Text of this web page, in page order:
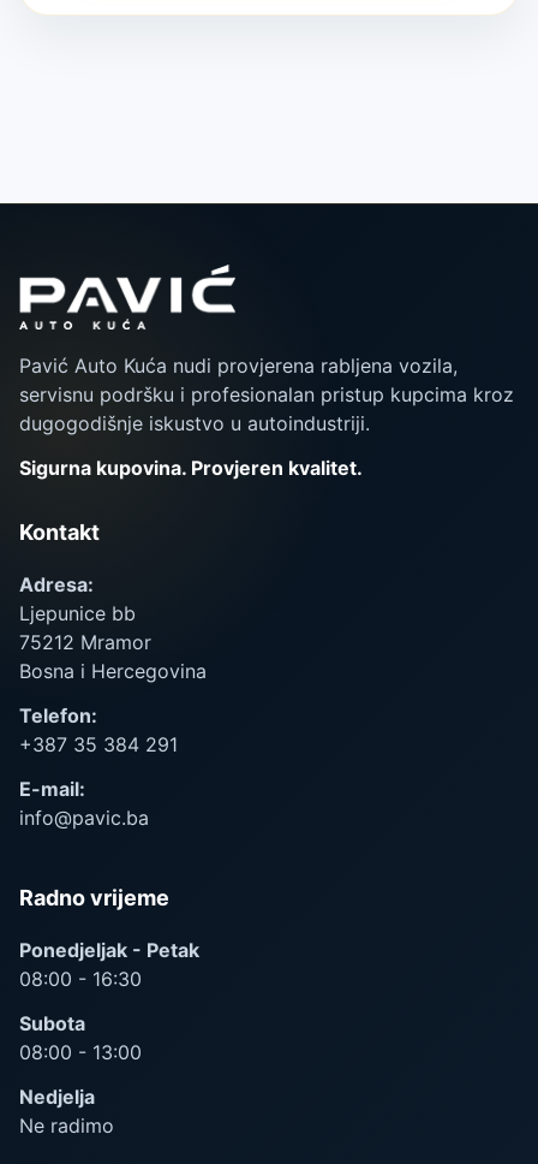
Pavić Auto Kuća nudi provjerena rabljena vozila,
servisnu podršku i profesionalan pristup kupcima kroz
dugogodišnje iskustvo u autoindustriji.
Sigurna kupovina. Provjeren kvalitet.
Kontakt
Adresa:
Ljepunice bb
75212 Mramor
Bosna i Hercegovina
Telefon:
+387 35 384 291
E-mail:
info@pavic.ba
Radno vrijeme
Ponedjeljak - Petak
08:00 - 16:30
Subota
08:00 - 13:00
Nedjelja
Ne radimo